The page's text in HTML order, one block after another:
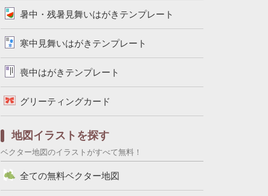
暑中・残暑見舞いはがきテンプレート
寒中見舞いはがきテンプレート
喪中はがきテンプレート
グリーティングカード
地図イラストを探す
ベクター地図のイラストがすべて無料！
全ての無料ベクター地図